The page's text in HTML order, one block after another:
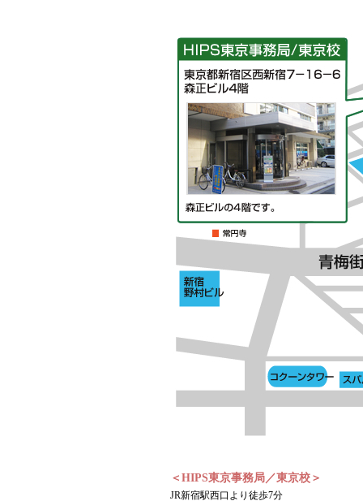
＜HIPS東京事務局／東京校＞
JR新宿駅西口より徒歩7分